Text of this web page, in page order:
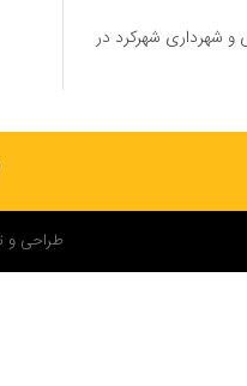
و شهرداری شهرکرد در
طراحی و